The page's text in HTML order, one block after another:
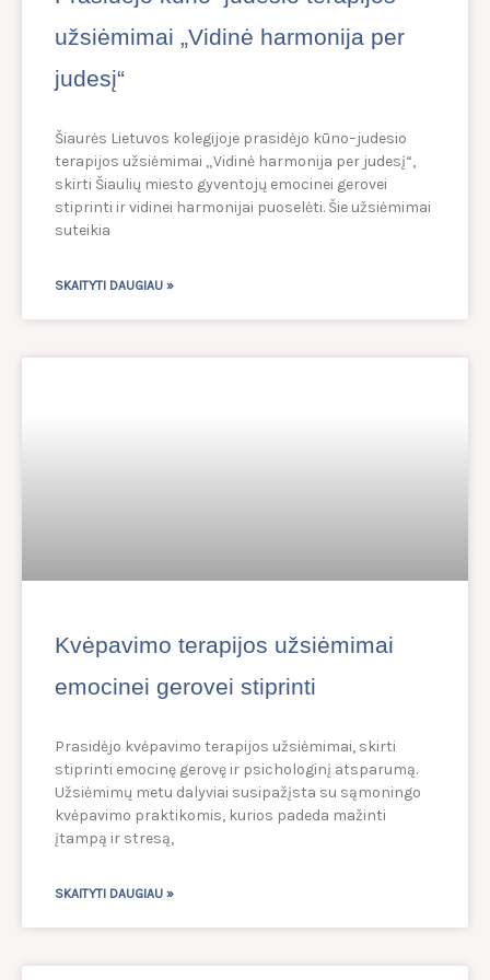
užsiėmimai „Vidinė harmonija per
judesį“
Šiaurės Lietuvos kolegijoje prasidėjo kūno–judesio
terapijos užsiėmimai „Vidinė harmonija per judesį“,
skirti Šiaulių miesto gyventojų emocinei gerovei
stiprinti ir vidinei harmonijai puoselėti. Šie užsiėmimai
suteikia
SKAITYTI DAUGIAU »
Kvėpavimo terapijos užsiėmimai
emocinei gerovei stiprinti
Prasidėjo kvėpavimo terapijos užsiėmimai, skirti
stiprinti emocinę gerovę ir psichologinį atsparumą.
Užsiėmimų metu dalyviai susipažįsta su sąmoningo
kvėpavimo praktikomis, kurios padeda mažinti
įtampą ir stresą,
SKAITYTI DAUGIAU »